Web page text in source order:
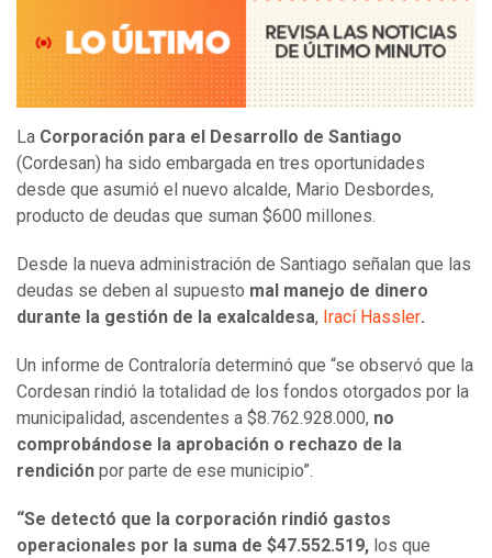
La Corporación para el Desarrollo de Santiago
(Cordesan) ha sido embargada en tres oportunidades
desde que asumió el nuevo alcalde, Mario Desbordes,
producto de deudas que suman $600 millones.
Desde la nueva administración de Santiago señalan que las
deudas se deben al supuesto mal manejo de dinero
durante la gestión de la exalcaldesa, Irací Hassler.
Un informe de Contraloría determinó que “se observó que la
Cordesan rindió la totalidad de los fondos otorgados por la
municipalidad, ascendentes a $8.762.928.000, no
comprobándose la aprobación o rechazo de la
rendición por parte de ese municipio”.
“Se detectó que la corporación rindió gastos
operacionales por la suma de $47.552.519, los que